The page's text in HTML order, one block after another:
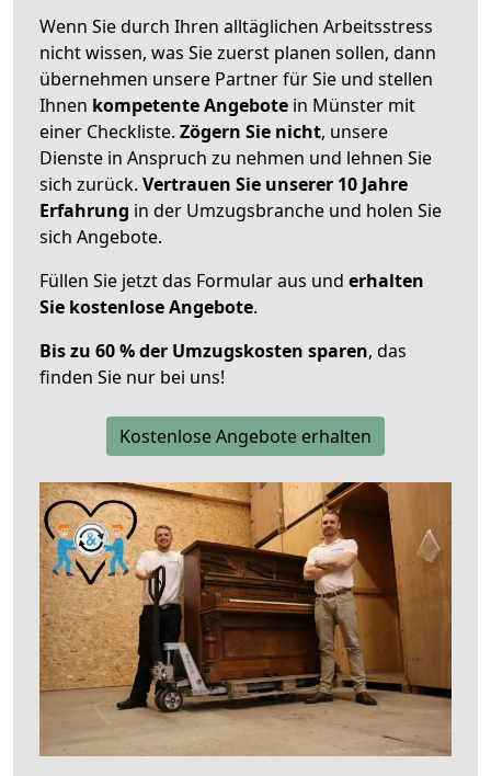
Wenn Sie durch Ihren alltäglichen Arbeitsstress
nicht wissen, was Sie zuerst planen sollen, dann
übernehmen unsere Partner für Sie und stellen
Ihnen kompetente Angebote in Münster mit
einer Checkliste. Zögern Sie nicht, unsere
Dienste in Anspruch zu nehmen und lehnen Sie
sich zurück. Vertrauen Sie unserer 10 Jahre
Erfahrung in der Umzugsbranche und holen Sie
sich Angebote.
Füllen Sie jetzt das Formular aus und erhalten
Sie kostenlose Angebote.
Bis zu 60 % der Umzugskosten sparen, das
finden Sie nur bei uns!
Kostenlose Angebote erhalten